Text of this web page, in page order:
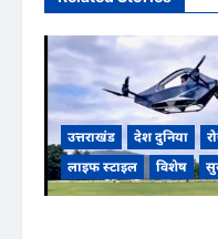
उत्तराखंड देश दुनिया
लाइफ स्टाइल
विशेष